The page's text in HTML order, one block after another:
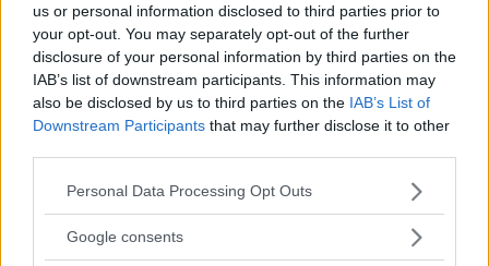
us or personal information disclosed to third parties prior to
your opt-out. You may separately opt-out of the further
disclosure of your personal information by third parties on the
IAB’s list of downstream participants. This information may
also be disclosed by us to third parties on the IAB’s List of
Downstream Participants that may further disclose it to other
Please note that this website/app uses one or more Google
not limited to your visit or usage behaviour. You may click to
Personal Data Processing Opt Outs
Google consents
Trodde hon skrev med Blocket – då
försvann pengar från kontot
KRIM 06 augusti 2026 08.00
Annons: